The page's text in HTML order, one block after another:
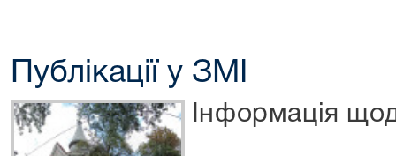
Публікації у ЗМІ
Інформація